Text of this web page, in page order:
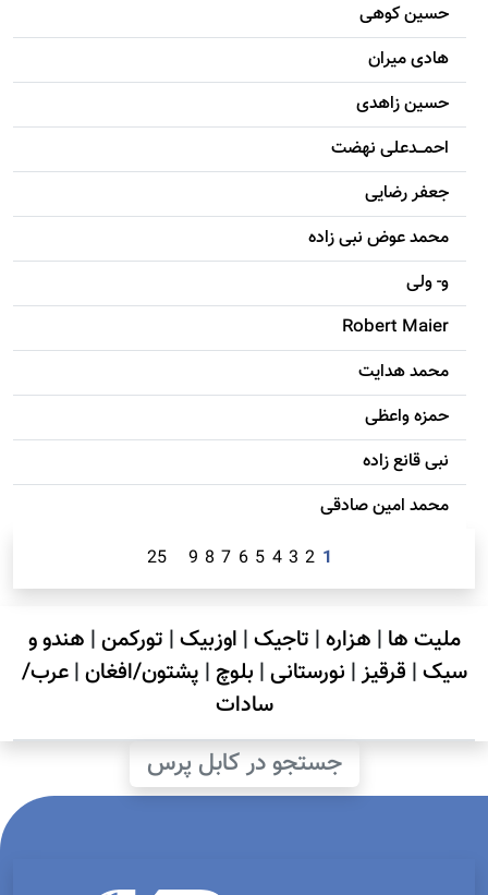
حسين کوهی
هادی ميران
حسين زاهدی
احمـــدعلی نهضت
جعفر رضایی
محمد عوض نبی زاده
و- ولی
Robert Maier
محمد هدایت
حمزه واعظی
نبی قانع زاده
محمد امين صادقی
1
2
3
4
5
6
7
8
9
25
ملیت ها | هزاره| تاجیک| اوزبیک| تورکمن| هندو و
سیک| قرقیز| نورستانی| بلوچ | پشتون/افغان|عرب/
سادات
جستجو در کابل پرس